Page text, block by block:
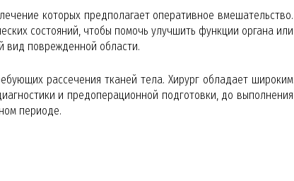
которых предполагает оперативное вмешательство.
состояний, чтобы помочь улучшить функции органа или
вид поврежденной области.
рассечения тканей тела. Хирург обладает широким
и предоперационной подготовки, до выполнения
периоде.